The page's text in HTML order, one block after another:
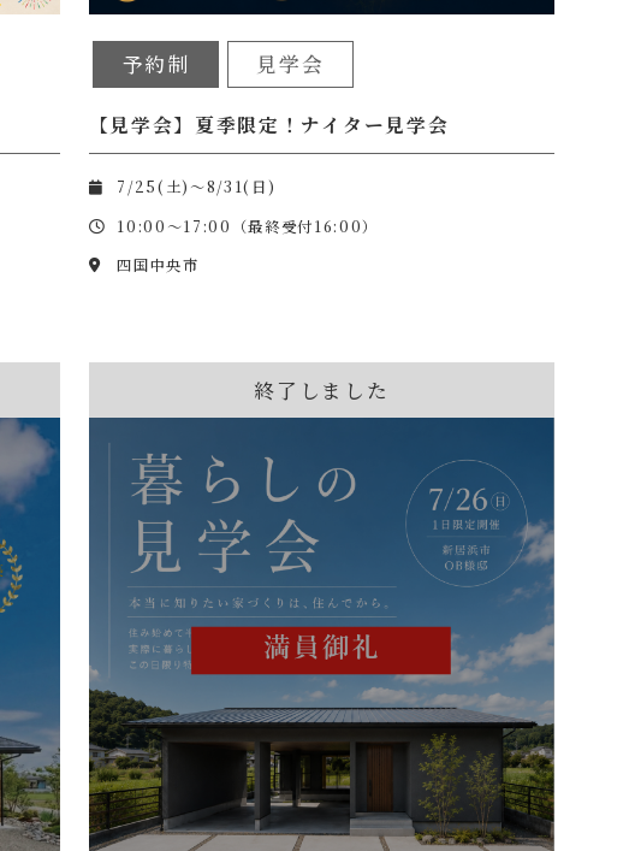
予約制 見学会
【見学会】夏季限定！ナイター見学会
7/25(土)～8/31(日)
10:00～17:00（最終受付16:00）
四国中央市
終了しました